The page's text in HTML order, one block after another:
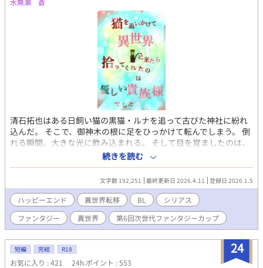
水無瀬 蒼
清石拓也はある日飼い猫の黒猫・ルナを追って古びた神社に紛れ
込んだ。 そこで、御神木の根に足をひっかけて転んでしまう。 倒
れる瞬間、大きな光に飲み込まれる。 そして目を覚ましたのは、
遺跡の中だった。 体調の悪い拓也を助けてくれたのは貴族のレオ
ニス・アーゼンハイツだった。 2026.1.5〜
続きを読む
文字数 192,251 最終更新日 2026.4.11 登録日 2026.1.5
ハッピーエンド 異世界転移 BL
シリアス
ファンタジー
異世界 第6回次世代ファンタジーカップ
24
短編 完結 R18
お気に入り : 421 24h.ポイント : 553